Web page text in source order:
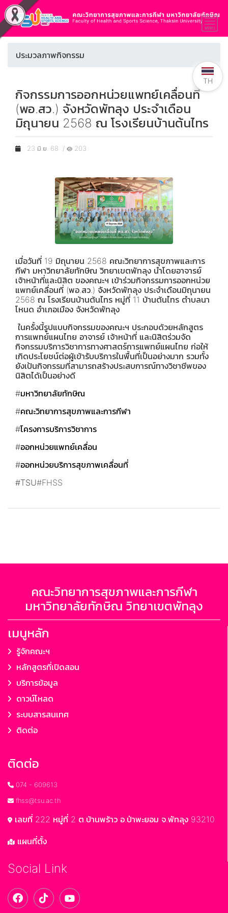
ประมวลภาพกิจกรรม
กิจกรรมการออกหน่วยแพทย์เคลื่อนที่
(พอ.สว.) จังหวัดพัทลุง ประจำเดือน
มิถุนายน 2568 ณ โรงเรียนบ้านต้นไทร
23 มิ.ย. 68 / 203
เมื่อวันที่ 19 มิถุนายน 2568 คณะวิทยาการสุขภาพและการ
กีฬา มหาวิทยาลัยทักษิณ วิทยาเขตพัทลุง นำโดยอาจารย์
เจ้าหน้าที่และนิสิต ของคณะฯ เข้าร่วมกิจกรรมการออกหน่วย
แพทย์เคลื่อนที่ (พอ.สว.) จังหวัดพัทลุง ประจำเดือนมิถุนายน
2568 ณ โรงเรียนบ้านต้นไทร หมู่ที่ 11 บ้านต้นไทร ตำบลนา
โหนด อำเภอเมือง จังหวัดพัทลุง
ในครั้งนี้รูปแบบกิจกรรมของคณะฯ ประกอบด้วยหลักสูตร
การแพทย์แผนไทย อาจารย์ เจ้าหน้าที่ และนิสิตร่วมจัด
กิจกรรมบริการวิชาการทางศาสตร์การแพทย์แผนไทย ก่อให้
เกิดประโยชน์ต่อผู้เข้ารับบริการในพื้นที่เป็นอย่างมาก รวมทั้ง
ยังเป้นกิจกรรมที่สามารถสร้างประสบการณ์ทางวิชาชีพของ
นิสิตได้เป็นอย่างดี
#มหาวิทยาลัยทักษิณ
#คณะวิทยาการสุขภาพและการกีฬา
#โครงการบริการวิชาการ
#ออกหน่วยแพทย์เคลื่อน
#ออกหน่วยบริการสุขภาพเคลื่อนที่
#TSU#FHSS
คณะวิทยาการสุขภาพและการกีฬา
มหาวิทยาลัยทักษิณ วิทยาเขตพัทลุง
เมนูหลัก
รู้จักคณะฯ
หลักสูตรที่เปิดสอน
บริการข้อมูล
ดาวน์โหลด
ระบบสารสนเทศ
ติดต่อ
ติดต่อ
074 - 609613
fhss@tsu.ac.th
เลขที่ 222 หมู่ที่ 2 ต.บ้านพร้าว อ.ป่าพะยอม จ.พัทลุง 93210
แผนที่ตั้ง
Social Link
TH